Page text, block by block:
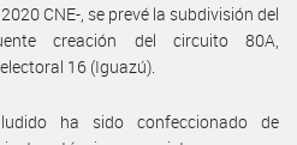
CNE-, se prevé la subdivisión del
creación del circuito 80A,
16 (Iguazú).
ha sido confeccionado de